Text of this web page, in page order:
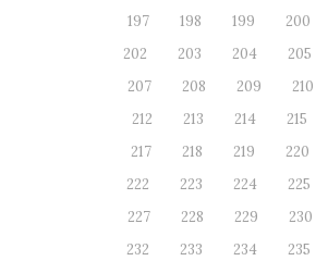
197
198 199 200
202
203 204 205
207
208 209 210
212
213 214 215
217
218 219 220
222
223 224 225
227
228 229 230
232
233 234 235